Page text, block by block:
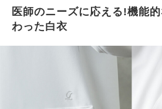
医師のニーズに応える!機能
わった白衣